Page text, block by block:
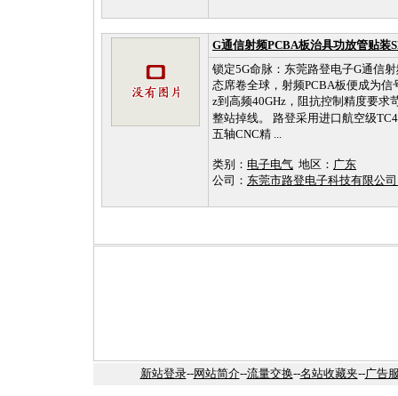
G通信射频PCBA板治具功放管贴装
锁定5G命脉：东莞路登电子G通信
态席卷全球，射频PCBA板便成为
z到高频40GHz，阻抗控制精度要
整站掉线。 路登采用进口航空级
五轴CNC精 ...
类别： 电子电气 地区： 广东
公司： 东莞市路登电子科技有限公
新站登录--网站简介--流量交换--名站收藏夹--广告